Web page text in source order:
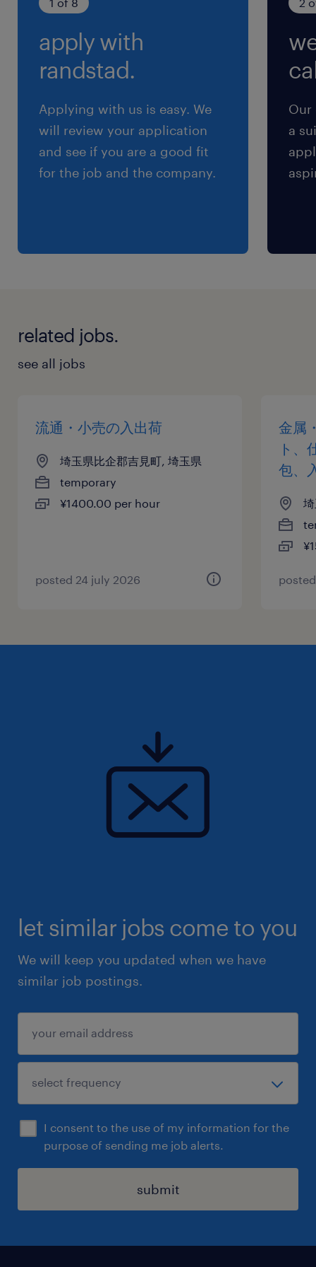
※交通費支給あり
apply with
randstad.
Applying with us is easy. We
will review your application
and see if you are a good fit
for the job and the company.
Our
a
related jobs.
see all jobs
流通・小売の入出荷
埼玉県比企郡吉見町, 埼玉県
temporary
¥1400.00 per hour
posted 24 july 2026
金属
ト、
包、
let similar jobs come to you
We will keep you updated when we have
similar job postings.
I consent to the use of my information for the
purpose of sending me job alerts.
submit